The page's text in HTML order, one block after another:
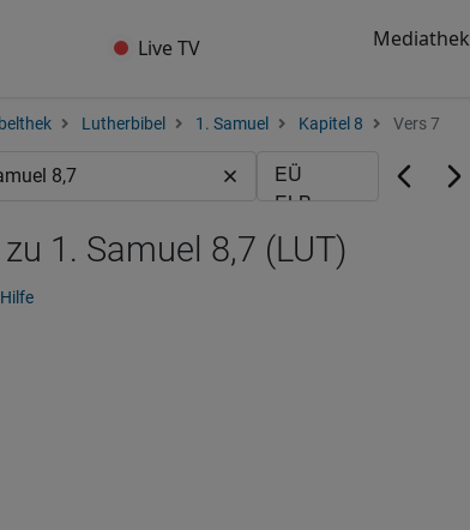
Live TV Mediathek
Lutherbibel 1. Samuel Kapitel 8 Vers 7
1. Samuel 8,7 (LUT)